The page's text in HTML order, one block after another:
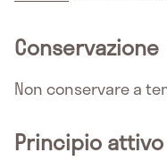
Conservazione
Non conservare a
Principio attivo